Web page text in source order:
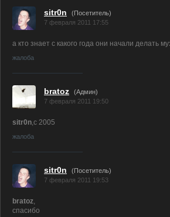
sitr0n
(Посетитель)
7 февраля 2011 17:55
а кто знает с какого года они начали делать
жалоба
bratoz (Админ)
7 февраля 2011 19:50
sitr0n,c 2005
жалоба
sitr0n
(Посетитель)
7 февраля 2011 19:53
bratoz,
спасибо